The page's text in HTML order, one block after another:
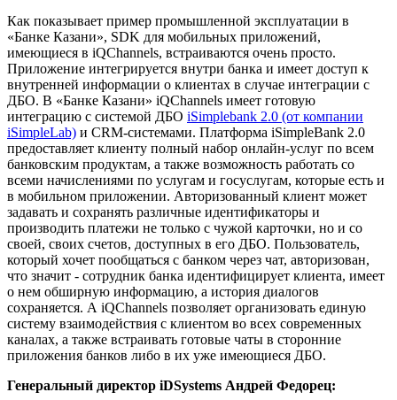
Как показывает пример промышленной эксплуатации в
«Банке Казани», SDK для мобильных приложений,
имеющиеся в iQChannels, встраиваются очень просто.
Приложение интегрируется внутри банка и имеет доступ к
внутренней информации о клиентах в случае интеграции с
ДБО. В «Банке Казани» iQChannels имеет готовую
интеграцию с системой ДБО iSimplebank 2.0 (от компании
iSimpleLab) и CRM-системами. Платформа iSimpleBank 2.0
предоставляет клиенту полный набор онлайн-услуг по всем
банковским продуктам, а также возможность работать со
всеми начислениями по услугам и госуслугам, которые есть и
в мобильном приложении. Авторизованный клиент может
задавать и сохранять различные идентификаторы и
производить платежи не только с чужой карточки, но и со
своей, своих счетов, доступных в его ДБО. Пользователь,
который хочет пообщаться с банком через чат, авторизован,
что значит - сотрудник банка идентифицирует клиента, имеет
о нем обширную информацию, а история диалогов
сохраняется. А iQChannels позволяет организовать единую
систему взаимодействия с клиентом во всех современных
каналах, а также встраивать готовые чаты в сторонние
приложения банков либо в их уже имеющиеся ДБО.
Генеральный директор iDSystems Андрей Федорец: